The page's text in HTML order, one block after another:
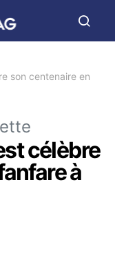
son centenaire en
célèbre
à